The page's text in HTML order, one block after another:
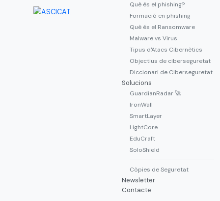
Què és el phishing?
Formació en phishing
Què és el Ransomware
Malware vs Virus
Tipus d'Atacs Cibernètics
Objectius de ciberseguretat
Diccionari de Ciberseguretat
Solucions
GuardianRadar 🚀
IronWall
SmartLayer
LightCore
EduCraft
SoloShield
Còpies de Seguretat
Newsletter
Contacte